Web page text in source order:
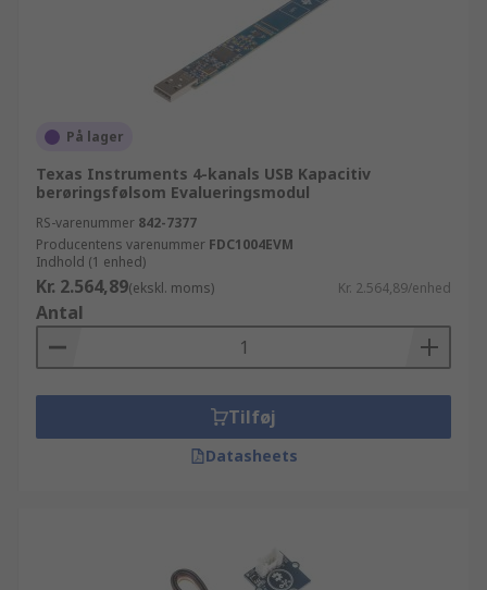
På lager
Texas Instruments 4-kanals USB Kapacitiv
berøringsfølsom Evalueringsmodul
RS-varenummer 842-7377
Producentens varenummer FDC1004EVM
Indhold (1 enhed)
Kr. 2.564,89(ekskl. moms) Kr. 2.564,89/enhed
Antal
Tilføj
Datasheets